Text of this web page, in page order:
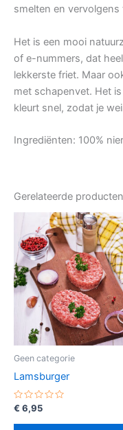
smelten en vervolgens
Het is een mooi
of e-nummers, dat
lekkerste friet. Maar
met schapenvet. Het
kleurt snel, zodat je
Ingrediënten: 100%
Gerelateerde producten
Geen categorie
Lamsburger
Gewaardeerd
uit
€ 6,95